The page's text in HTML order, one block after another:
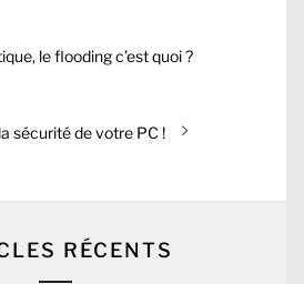
le flooding c’est quoi ?
sécurité de votre PC !
RÉCENTS